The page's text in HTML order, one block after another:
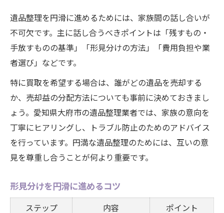
遺品整理を円滑に進めるためには、家族間の話し合いが
不可欠です。主に話し合うべきポイントは「残すもの・
手放すものの基準」「形見分けの方法」「費用負担や業
者選び」などです。
特に買取を希望する場合は、誰がどの遺品を売却する
か、売却益の分配方法についても事前に決めておきまし
ょう。愛知県大府市の遺品整理業者では、家族の意向を
丁寧にヒアリングし、トラブル防止のためのアドバイス
を行っています。円満な遺品整理のためには、互いの意
見を尊重し合うことが何より重要です。
形見分けを円滑に進めるコツ
ステップ 内容
ポイント